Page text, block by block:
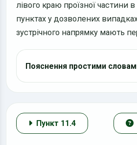
лівого краю проїзної частини
пунктах у дозволених
зустрічного напрямку мають
Пояснення простими
Пункт 11.4